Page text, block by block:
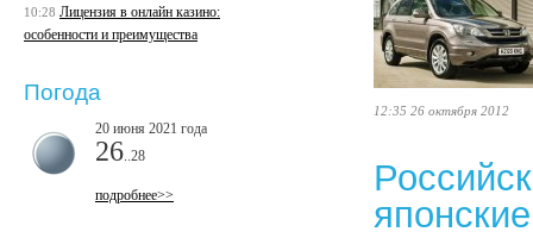
12:35 26 октября 2012
10:28 Лицензия в онлайн казино:
особенности и преимущества
Погода
20 июня 2021 года
26 ..28
подробнее>>